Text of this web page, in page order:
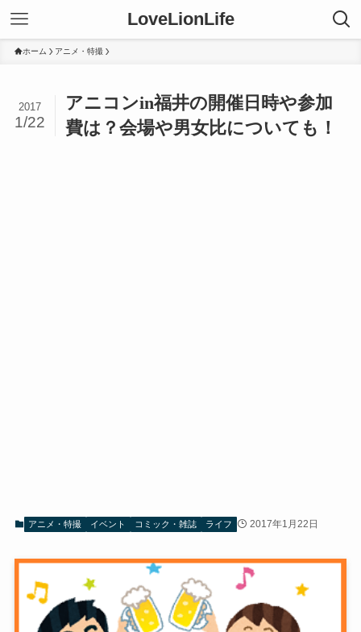
LoveLionLife
ホーム アニメ・特撮
アニコンin福井の開催日時や参加
費は？会場や男女比についても！
2017
1/22
アニメ・特撮 イベント コミック・雑誌 ライフ 2017年1月22日